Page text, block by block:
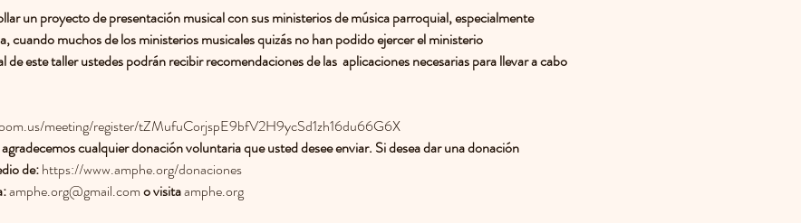
un proyecto de presentación musical con sus ministerios de música parroquial, especialmente
cuando muchos de los ministerios musicales quizás no han podido ejercer el ministerio
este taller ustedes podrán recibir recomendaciones de las  aplicaciones necesarias para llevar a cabo
meeting/register/tZMufuCorjspE9bfV2H9ycSd1zh16du66G6X
cualquier donación voluntaria que usted desee enviar. Si desea dar una donación
de: https://www.amphe.org/donaciones
amphe.org@gmail.com o visita amphe.org